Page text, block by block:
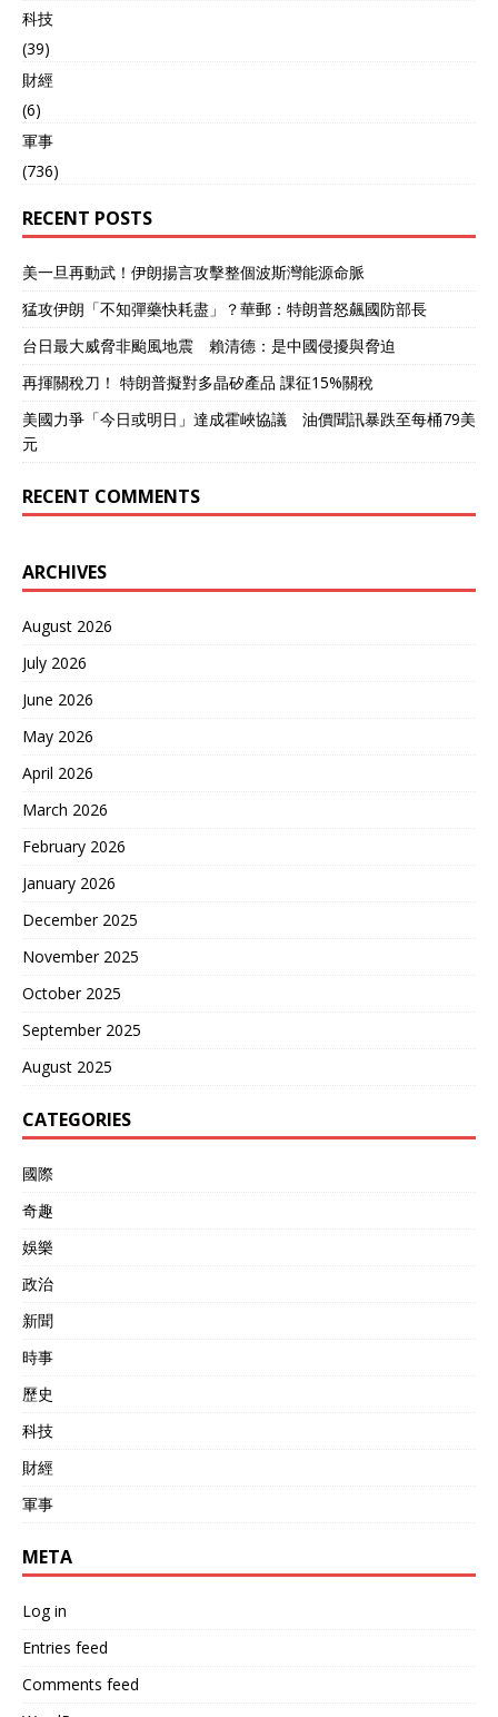
科技
(39)
財經
(6)
軍事
(736)
RECENT POSTS
美一旦再動武！伊朗揚言攻擊整個波斯灣能源命脈
猛攻伊朗「不知彈藥快耗盡」？華郵：特朗普怒飆國防部長
台日最大威脅非颱風地震 賴清德：是中國侵擾與脅迫
再揮關稅刀！ 特朗普擬對多晶矽產品 課征15%關稅
美國力爭「今日或明日」達成霍峽協議 油價聞訊暴跌至每桶79美
元
RECENT COMMENTS
ARCHIVES
August 2026
July 2026
June 2026
May 2026
April 2026
March 2026
February 2026
January 2026
December 2025
November 2025
October 2025
September 2025
August 2025
CATEGORIES
國際
奇趣
娛樂
政治
新聞
時事
歷史
科技
財經
軍事
META
Log in
Entries feed
Comments feed